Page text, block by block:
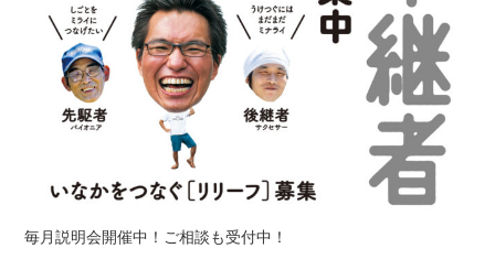
毎月説明会開催中！ご相談も受付中！